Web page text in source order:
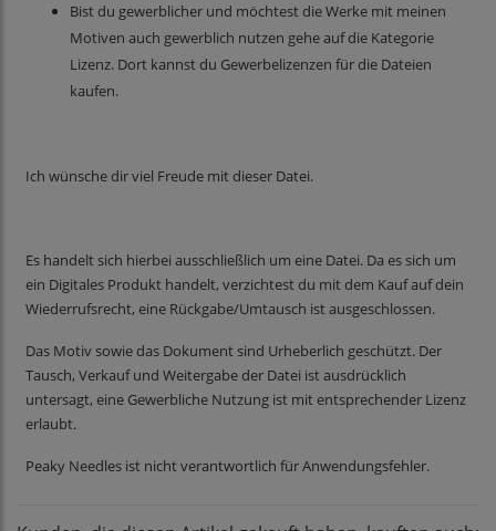
Bist du gewerblicher und möchtest die Werke mit meinen
Motiven auch gewerblich nutzen gehe auf die Kategorie
Lizenz. Dort kannst du Gewerbelizenzen für die Dateien
kaufen.
Ich wünsche dir viel Freude mit dieser Datei.
Es handelt sich hierbei ausschließlich um eine Datei. Da es sich um
ein Digitales Produkt handelt, verzichtest du mit dem Kauf auf dein
Wiederrufsrecht, eine Rückgabe/Umtausch ist ausgeschlossen.
Das Motiv sowie das Dokument sind Urheberlich geschützt. Der
Tausch, Verkauf und Weitergabe der Datei ist ausdrücklich
untersagt, eine Gewerbliche Nutzung ist mit entsprechender Lizenz
erlaubt.
Peaky Needles ist nicht verantwortlich für Anwendungsfehler.